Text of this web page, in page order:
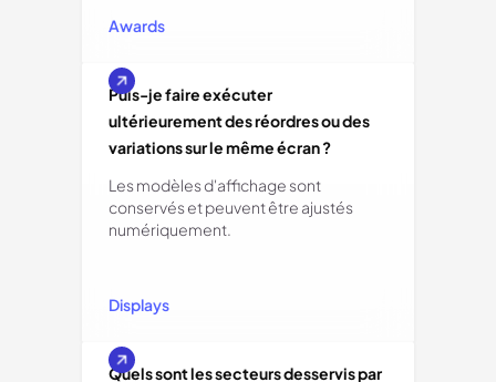
Awards
Puis-je faire exécuter
ultérieurement des réordres ou des
variations sur le même écran ?
Les modèles d'affichage sont
conservés et peuvent être ajustés
numériquement.
Displays
Quels sont les secteurs desservis par